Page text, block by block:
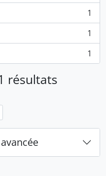
1
1
1
résultats